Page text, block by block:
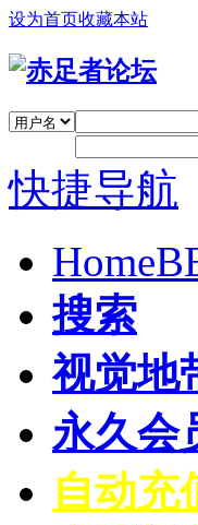
设为首页收藏本站
快捷导航
Home
搜索
视觉地
永久会
自动充